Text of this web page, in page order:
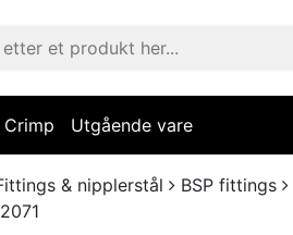
Crimp Utgående vare
& nipplerstål BSP fittings